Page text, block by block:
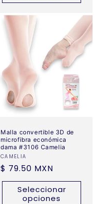
Malla convertible 3D de
microfibra económica
dama #3106 Camelia
Proveedor:
CAMELIA
Precio
habitual
$ 79.50 MXN
Seleccionar
opciones